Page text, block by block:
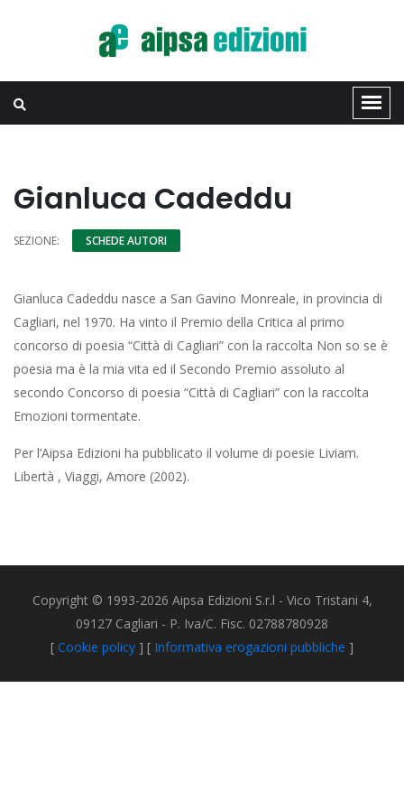
Gianluca Cadeddu
SEZIONE: SCHEDE AUTORI
Gianluca Cadeddu nasce a San Gavino Monreale, in provincia di
Cagliari, nel 1970. Ha vinto il Premio della Critica al primo
concorso di poesia “Città di Cagliari” con la raccolta Non so se è
poesia ma è la mia vita ed il Secondo Premio assoluto al
secondo Concorso di poesia “Città di Cagliari” con la raccolta
Emozioni tormentate.
Per l’Aipsa Edizioni ha pubblicato il volume di poesie Liviam.
Libertà , Viaggi, Amore (2002).
Copyright © 1993-2026 Aipsa Edizioni S.r.l - Vico Tristani 4,
09127 Cagliari - P. Iva/C. Fisc. 02788780928
[ Cookie policy ] [ Informativa erogazioni pubbliche ]